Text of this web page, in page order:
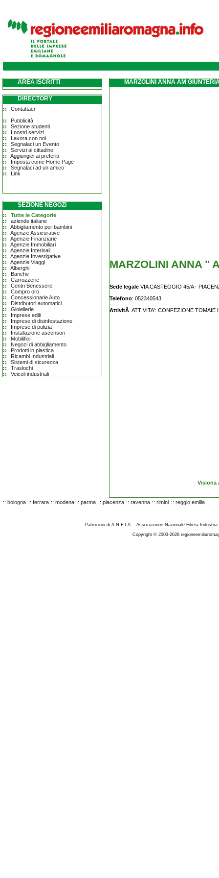
AREA ISCRITTI
DIRECTORY
Contattaci
Pubblicità
Sezione studenti
I nostri servizi
Lavora con noi
Segnalaci un Evento
Servizi al cittadino
Aggiungici ai preferiti
Imposta come Home Page
Segnalaci ad un amico
Link
SEZIONE NEGOZI
Tutte le Categorie
aziende italiane
Abbigliamento per bambini
Agenzie Assicurative
Agenzie Finanziarie
Agenzie Immobiliari
Agenzie Interinali
Agenzie Investigative
Agenzie Viaggi
Alberghi
Banche
Carrozzerie
Centri Benessere
Compro oro
Concessionarie Auto
Distributori automatici
Gioiellerie
Imprese edili
Imprese di disinfestazione
Imprese di pulizia
Installazione ascensori
Mobilifici
Negozi di abbigliamento
Prodotti in plastica
Ricambi Industriali
Sistemi di sicurezza
Traslochi
Veicoli industriali
MARZOLINI ANNA AM
MARZOLINI ANNA "
Sede legale VIA CASTEGGIO 45/A -
Telefono: 052340543
AttivitÃ ATTIVITA': CONFEZIONE TOMAIE
Visiona
:: bologna :: ferrara :: modena :: parma :: piacenza :: ravenna :: rimini :: reggio emilia
Patrocinio di A.N.F.I.A. - Associazione Nazionale Filiera
Copyright © 2003-2026